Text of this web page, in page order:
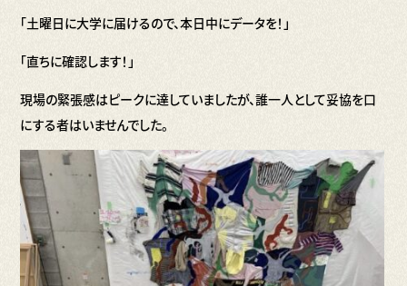
「土曜日に大学に届けるので、本日中にデータを！」
「直ちに確認します！」
現場の緊張感はピークに達していましたが、誰一人として妥協を口
にする者はいませんでした。